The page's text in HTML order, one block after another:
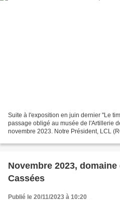
Suite à l'exposition en juin dernier "Le
passage obligé au musée de l'Artillerie
novembre 2023. Notre Président, LCL
Novembre 2023,
Cassées
Publié le 20/11/2023 à 10:20